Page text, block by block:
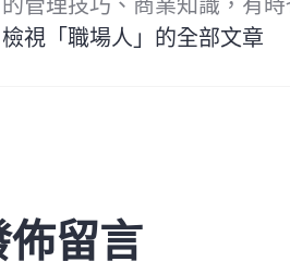
檢視「職場人」的全部文章
留言